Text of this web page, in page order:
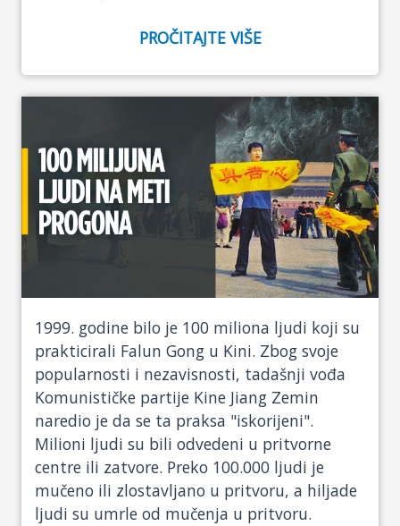
PROČITAJTE VIŠE
1999. godine bilo je 100 miliona ljudi koji su
prakticirali Falun Gong u Kini. Zbog svoje
popularnosti i nezavisnosti, tadašnji vođa
Komunističke partije Kine Jiang Zemin
naredio je da se ta praksa "iskorijeni".
Milioni ljudi su bili odvedeni u pritvorne
centre ili zatvore. Preko 100.000 ljudi je
mučeno ili zlostavljano u pritvoru, a hiljade
ljudi su umrle od mučenja u pritvoru.